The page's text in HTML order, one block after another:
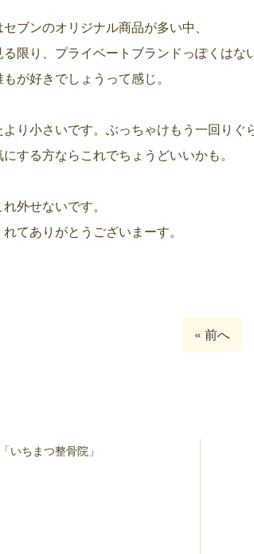
ブンのオリジナル商品が多い中、
限り、プライベートブランドっぽくはな
が好きでしょうって感じ。
り小さいです。ぶっちゃけもう一回りぐ
する方ならこれでちょうどいいかも。
外せないです。
てありがとうございまーす。
« 前へ
いちまつ整骨院」